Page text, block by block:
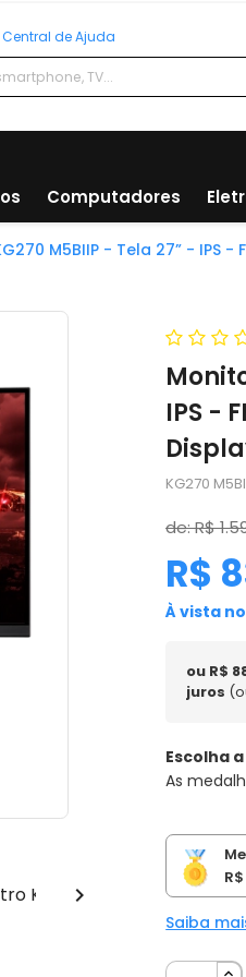
Central de Ajuda
Computadores
M5BIIP - Tela 27” - IPS -

IPS -
KG270
de: R$
R$
À vista no
ou R$
juros
Escolha
As
Saiba